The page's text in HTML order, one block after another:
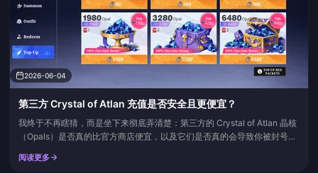
2026-06-04
第三方 Crystal of Atlan 充值是否安全且更便宜？
我终于不再瞎猜，而是坐下来彻底弄清楚：第三方的 Crystal of Atlan 晶核
（Opals）是否真的比官方商店便宜，以及它们是否真的会导致你被封号？
的商品列表，大额礼包通常有 10% 到 21% 的折扣。但“安全”从来不是第三
阅读更多